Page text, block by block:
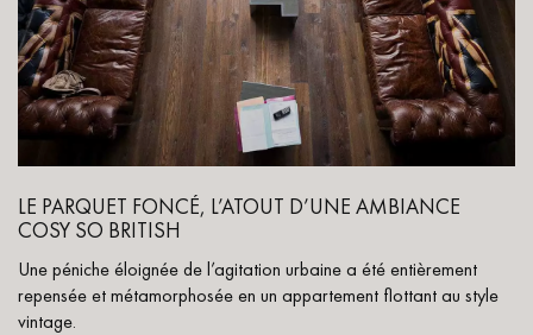
LE PARQUET FONCÉ, L’ATOUT D’UNE AMBIANCE
COSY SO BRITISH
Une péniche éloignée de l’agitation urbaine a été entièrement
repensée et métamorphosée en un appartement flottant au style
vintage.